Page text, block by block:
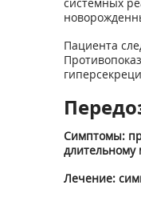
Пациента
Симптомы:
Лечение: